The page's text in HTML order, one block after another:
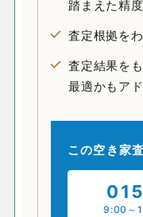
踏まえた精
査定根拠を
査定結果を
最適かもア
この空き家
9:00～